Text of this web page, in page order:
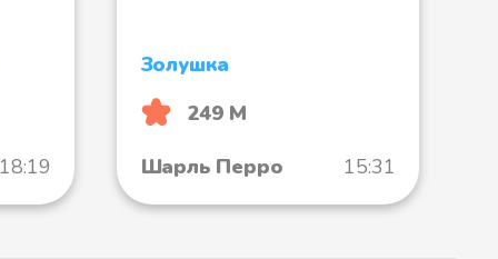
18:19
Золушка
249 М
Шарль Перро
15:31